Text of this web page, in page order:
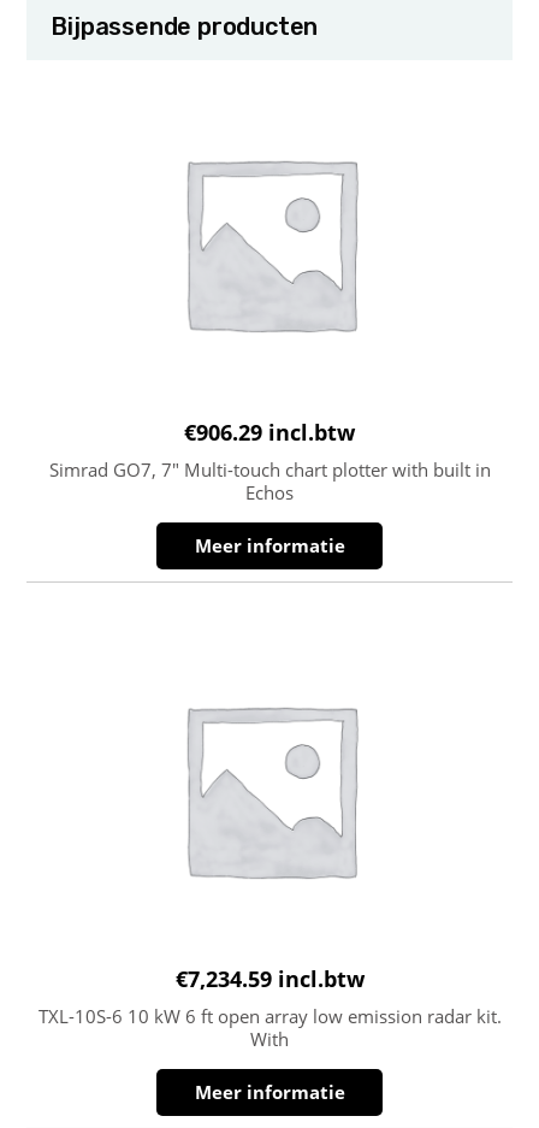
Bijpassende producten
€906.29 incl.btw
Simrad GO7, 7″ Multi-touch chart plotter with built in
Echos
Meer informatie
€7,234.59 incl.btw
TXL-10S-6 10 kW 6 ft open array low emission radar kit.
With
Meer informatie